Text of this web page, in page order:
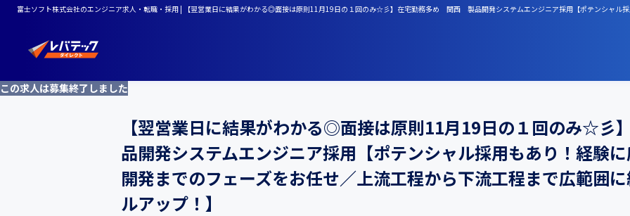
富士ソフト株式会社のエンジニア求人・転職・採用 | 【翌営業日に結果がわかる◎面接は原則11月19日の１回のみ☆彡】在宅勤務多め 関西 製品開発システムエンジニア採用【ポテンシャル
この求人は募集終了しました
【翌営業日に結果がわかる◎面接は原則11月19日の１回のみ☆
品開発システムエンジニア採用【ポテンシャル採用もあり！経験
開発までのフェーズをお任せ／上流工程から下流工程まで広範囲
ルアップ！】